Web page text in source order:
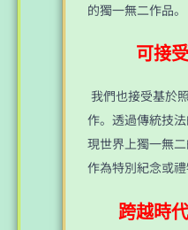
的獨一無二作品。
可接
我們也接受基於
作。透過傳統技
現世界上獨一無
作為特別紀念或禮
跨越時